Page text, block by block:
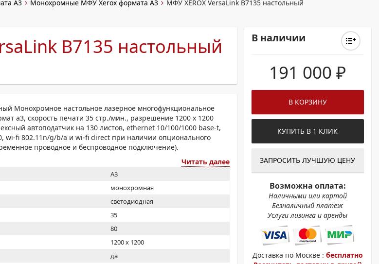
А4 МОНОХРОМНЫЕ
МОНОХРОМНЫЕ ПРИНТЕРЫ
ДЛЯ ШИРОКОФОРМАТНЫХ СИСТЕМ
A3 Монохромные МФУ Xerox формата А3 МФУ XEROX VersaLink B7135 настольный
B7135 настольный
Монохромное настольное лазерное многофункциональное
а3, скорость печати 35 стр./мин., разрешение 1200 x 1200
автоподатчик на 130 листов, ethernet 10/100/1000 base-t,
wi-fi 802.11n/g/b/a и wi-fi direct при наличии опционального
проводное и беспроводное подключение).
Читать далее
A3
монохромная
светодиодная
35
80
1200 x 1200
да
В наличии
191 000₽
В КОРЗИНУ
КУПИТЬ В 1 КЛИК
ЗАПРОСИТЬ ЛУЧШУЮ ЦЕНУ
Возможна оплата:
Наличными или картой
Безналичный платёж
Услуги лизинга и аренды
Доставка по Москве : бесплатно